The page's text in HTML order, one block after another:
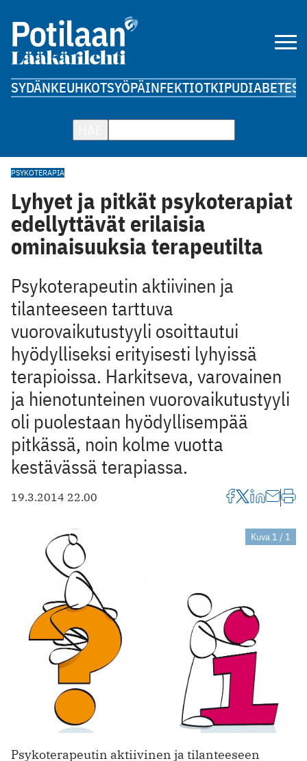
SYDÄNKEUHKOTSYÖPÄINFEKTIOTKIPUDIABETES
PSYKOTERAPIA
Lyhyet ja pitkät psykoterapiat
edellyttävät erilaisia
ominaisuuksia terapeutilta
Psykoterapeutin aktiivinen ja
tilanteeseen tarttuva
vuorovaikutustyyli osoittautui
hyödylliseksi erityisesti lyhyissä
terapioissa. Harkitseva, varovainen
ja hienotunteinen vuorovaikutustyyli
oli puolestaan hyödyllisempää
pitkässä, noin kolme vuotta
kestävässä terapiassa.
19.3.2014 22.00
Kuva 1 / 1
Psykoterapeutin aktiivinen ja tilanteeseen